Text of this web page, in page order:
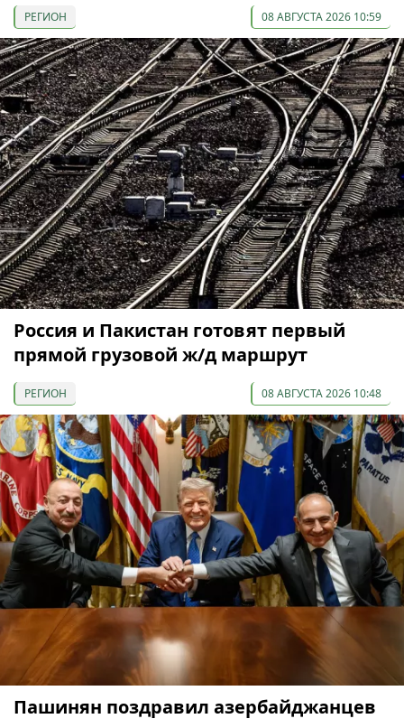
РЕГИОН 08 АВГУСТА 2026 10:59
Россия и Пакистан готовят первый
прямой грузовой ж/д маршрут
РЕГИОН 08 АВГУСТА 2026 10:48
Пашинян поздравил азербайджанцев